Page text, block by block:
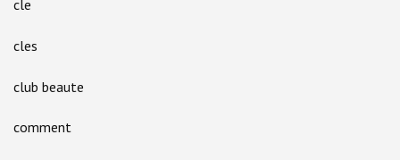
cle
cles
club beaute
comment